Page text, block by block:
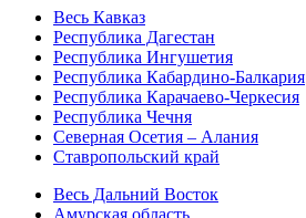
Весь Кавказ
Республика Дагестан
Республика Ингушетия
Республика Кабардино-Балкария
Республика Карачаево-Черкесия
Республика Чечня
Северная Осетия – Алания
Ставропольский край
Весь Дальний Восток
Амурская область